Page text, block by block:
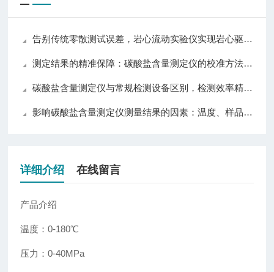
告别传统零散测试误差，岩心流动实验仪实现岩心驱替全流程自动化精准控制
测定结果的精准保障：碳酸盐含量测定仪的校准方法与误差控制策略
碳酸盐含量测定仪与常规检测设备区别，检测效率精准度操作对比分析
影响碳酸盐含量测定仪测量结果的因素：温度、样品与操作技巧详解
详细介绍 在线留言
产品介绍
温度：0-180℃
压力：0-40MPa